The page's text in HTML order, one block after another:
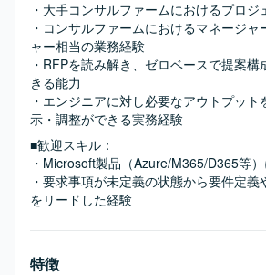
・大手コンサルファームにおけるプロ
・コンサルファームにおけるマネージ
ャー相当の業務経験
・RFPを読み解き、ゼロベースで提案
きる能力
・エンジニアに対し必要なアウトプッ
示・調整ができる実務経験
■歓迎スキル：
・Microsoft製品（Azure/M365/D365等
・要求事項が未定義の状態から要件定
をリードした経験
特徴